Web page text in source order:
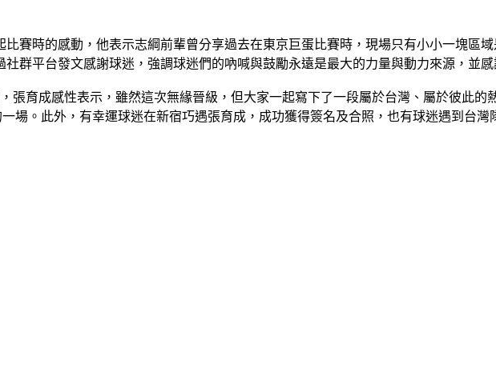
比賽時的感動，他表示志綱前輩曾分享過去在東京巨蛋比賽時，現場只有小小一塊區
社群平台發文感謝球迷，強調球迷們的吶喊與鼓勵永遠是最大的力量與動力來源，並
張育成感性表示，雖然這次無緣晉級，但大家一起寫下了一段屬於台灣、屬於彼此
場。此外，有幸運球迷在新宿巧遇張育成，成功獲得簽名及合照，也有球迷遇到台